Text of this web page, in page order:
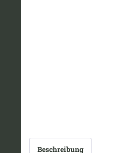
Beschreibung